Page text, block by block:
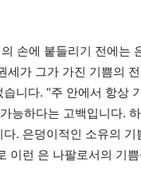
손에 붙들리기 전에는
세가 그가 가진 기쁨의
니다. “주 안에서 항상
가능하다는 고백입니다.
. 은덩이적인 소유의
이런 은 나팔로서의 기